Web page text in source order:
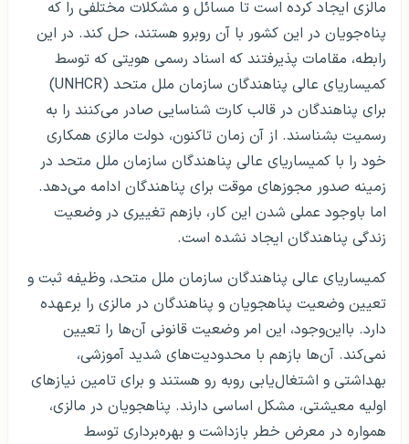
مالزی ایجاد کرده است تا مسائل و مشکلات مختلفی را که
پناه‌جویان در این کشور با آن روبرو هستند، حل کند. در این
رابطه، مقامات پذیرفتند که اسناد رسمی هویتی که توسط
کمیساریای عالی پناهندگان سازمان ملل متحد (UNHCR)
برای پناهندگان در قالب کارت شناسایی صادر می‌کنند را به
رسمیت بشناسند. از آن زمان تاکنون، دولت مالزی همکاری
خود را با کمیساریای عالی پناهندگان سازمان ملل متحد در
زمینه صدور مجوزهای موقت برای پناهندگان ادامه می‌دهد.
اما باوجود عملی شدن این کار، بازهم تغییری در وضعیت
زندگی پناهندگان ایجاد نشده است.
کمیساریای عالی پناهندگان سازمان ملل متحد، وظیفه ثبت و
تعیین وضعیت پناهجویان و پناهندگان در مالزی را بر‌عهده
دارد. بااین‌وجود، این امر وضعیت قانونی آن‌ها را تعیین
نمی‌کند. آن‌ها بازهم با محدودیت‌های شدید آموزشی،
بهداشتی و اشتغال‌یابی روبه رو هستند و برای تامین نیازهای
اولیه معیشتی، مشکل اساسی دارند. پناهجویان در مالزی،
همواره در معرض خطر بازداشت و بهره‌برداری توسط